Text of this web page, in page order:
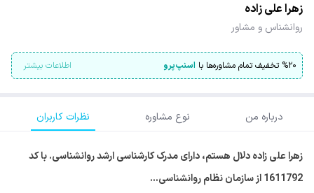
زهرا علی زاده
روانشناس و مشاور
%۲۰ تخفیف تمام مشاوره‌ها با اسنپ‌پرو اطلاعات بیشتر
درباره من نوع مشاوره نظرات کاربران
زهرا علی زاده دلال هستم، دارای مدرک کارشناسی ارشد روانشناسی. با کد
1611792 از سازمان نظام روانشناسی…